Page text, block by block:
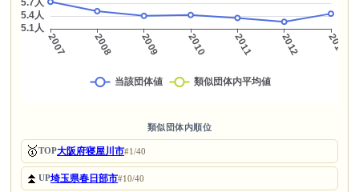
類似団体内順位
🥇TOP大阪府寝屋川市#1/40
⏫UP埼玉県春日部市#10/40